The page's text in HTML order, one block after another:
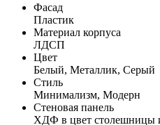
Фасад
Пластик
Материал корпуса
ЛДСП
Цвет
Белый, Металлик, Серый
Стиль
Минимализм, Модерн
Стеновая панель
ХДФ в цвет столешницы